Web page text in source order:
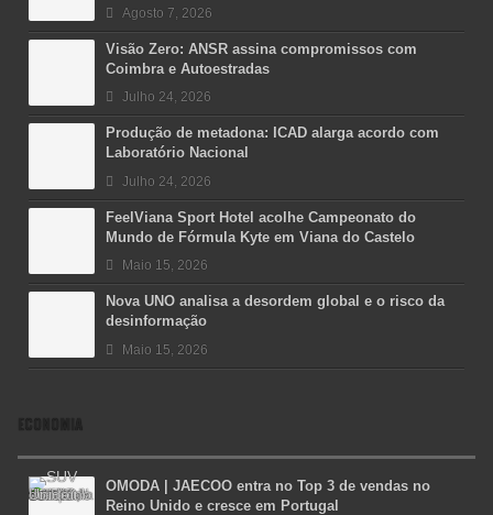
Agosto 7, 2026
Visão Zero: ANSR assina compromissos com
Coimbra e Autoestradas
Julho 24, 2026
Produção de metadona: ICAD alarga acordo com
Laboratório Nacional
Julho 24, 2026
FeelViana Sport Hotel acolhe Campeonato do
Mundo de Fórmula Kyte em Viana do Castelo
Maio 15, 2026
Nova UNO analisa a desordem global e o risco da
desinformação
Maio 15, 2026
ECONOMIA
OMODA | JAECOO entra no Top 3 de vendas no
Reino Unido e cresce em Portugal